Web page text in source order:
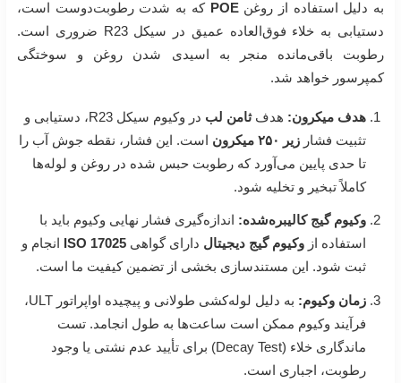
به دلیل استفاده از روغنPOE که به شدت رطوبت‌دوست است،
دستیابی به خلاء فوق‌العاده عمیق در سیکل R23 ضروری است.
رطوبت باقی‌مانده منجر به اسیدی شدن روغن و سوختگی
کمپرسور خواهد شد.
هدف میکرون: هدفثامن لب
در وکیوم سیکل R23، دستیابی و
تثبیت فشار زیر ۲۵۰ میکرون
است. این فشار، نقطه جوش آب را
تا حدی پایین می‌آورد که رطوبت حبس شده در روغن و لوله‌ها
کاملاً تبخیر و تخلیه شود.
وکیوم گیج کالیبره‌شده: اندازه‌گیری فشار نهایی وکیوم باید با
استفاده از وکیوم گیج دیجیتال دارای گواهی ISO 17025
انجام و
ثبت شود. این مستندسازی بخشی از تضمین کیفیت ما است.
زمان وکیوم:
به دلیل لوله‌کشی طولانی و پیچیده اواپراتور ULT،
فرآیند وکیوم ممکن است ساعت‌ها به طول انجامد. تست
ماندگاری خلاء (Decay Test) برای تأیید عدم نشتی یا وجود
رطوبت، اجباری است.